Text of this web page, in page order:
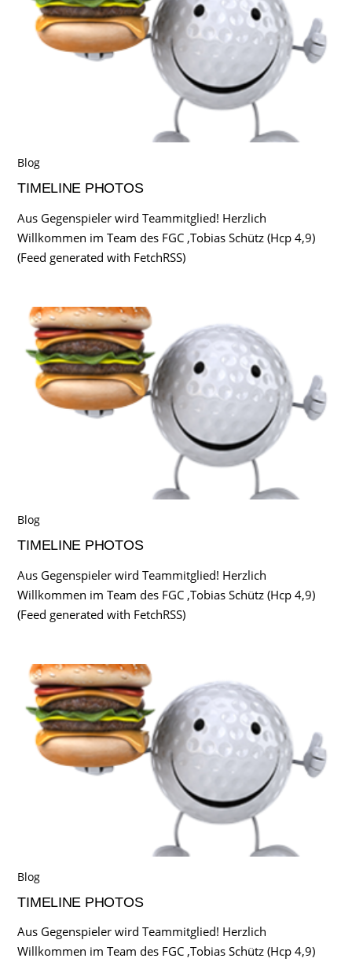
Blog
TIMELINE PHOTOS
Aus Gegenspieler wird Teammitglied! Herzlich
Willkommen im Team des FGC ,Tobias Schütz (Hcp 4,9)
(Feed generated with FetchRSS)
Blog
TIMELINE PHOTOS
Aus Gegenspieler wird Teammitglied! Herzlich
Willkommen im Team des FGC ,Tobias Schütz (Hcp 4,9)
(Feed generated with FetchRSS)
Blog
TIMELINE PHOTOS
Aus Gegenspieler wird Teammitglied! Herzlich
Willkommen im Team des FGC ,Tobias Schütz (Hcp 4,9)